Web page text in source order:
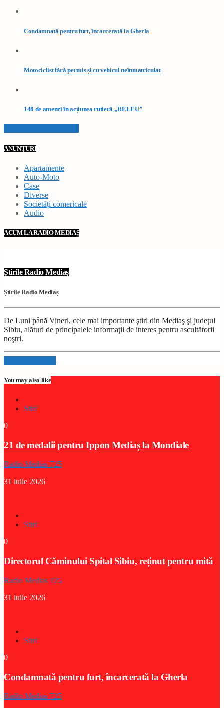
Condamnată pentru furt, încarcerată la Gherla
Motociclist fără permis și cu vehicul neînmatriculat
148 de amenzi în acțiunea rutieră „RELEU”
ANUNȚURI
Apartamente
Auto-Moto
Case
Diverse
Societăți comericale
Audio
ACUM LA RADIO MEDIAȘ
Știrile Radio Mediaș
Știrile Radio Mediaș
De Luni până Vineri, cele mai importante ştiri din Mediaş şi judeţul
Sibiu, alături de principalele informaţii de interes pentru ascultătorii
noştri.
Info and episodes
You may also like
Stiri
0
21 de medalii pentru Ippon Mediaș la Mondiale
Radio Medias 725
31 iulie 2026
Stiri
0
Directorul Căminului Spital Sibiu, reținut pentru mită
Radio Medias 725
31 iulie 2026
Stiri
0
Condamnată pentru furt, încarcerată la Gherla
Radio Medias 725